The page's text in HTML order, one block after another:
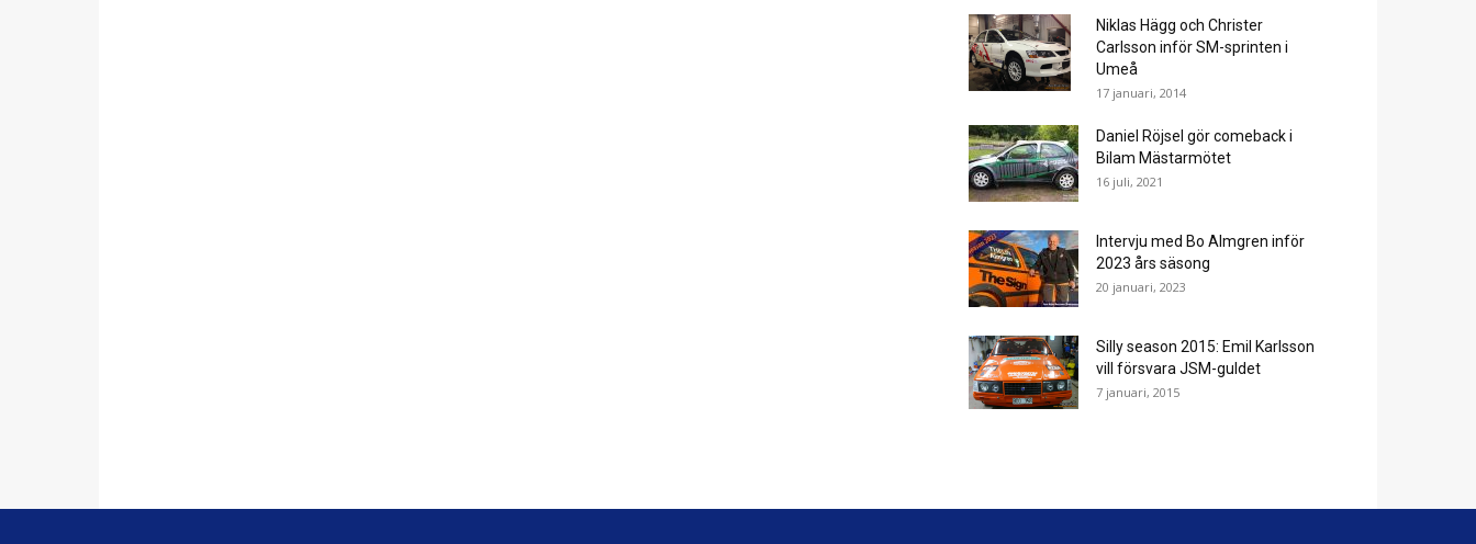
Niklas Hägg och Christer
Carlsson inför SM-sprinten i
Umeå
17 januari, 2014
Daniel Röjsel gör comeback i
Bilam Mästarmötet
16 juli, 2021
Intervju med Bo Almgren inför
2023 års säsong
20 januari, 2023
Silly season 2015: Emil Karlsson
vill försvara JSM-guldet
7 januari, 2015